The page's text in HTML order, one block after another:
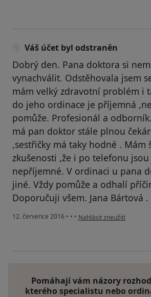
Váš účet byl odstraněn
Dobrý den. Pana doktora si
vynachválit. Odstěhovala jsem
mám velký zdravotní problém i
do jeho ordinace je příjemná
pomůže. Profesionál a
má pan doktor stále plnou
,sestřičky má taky hodné . Mám
zkušenosti ,že i po telefonu
nepříjemné. V ordinaci u pana
jiné. Vždy pomůže a odhalí
Doporučuji všem. Jana Bártová .
12. července 2016 • • • podle názoru uživatele
Nahlásit zneužití
Pomáhají vám názory
kterého specialistu nebo